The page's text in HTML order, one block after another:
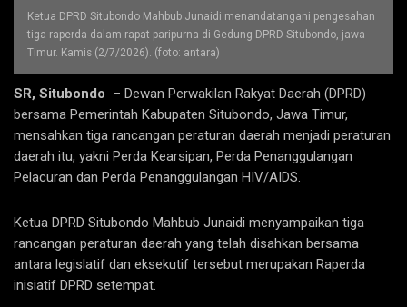
Ketua DPRD Situbondo Mahbub Junaidi menandatangani pengesahan
tiga raperda dalam rapat paripurna di Gedung DPRD Situbondo, jawa
Timur. Kamis (2/7/2026). (foto: antara)
SR, Situbondo – Dewan Perwakilan Rakyat Daerah (DPRD)
bersama Pemerintah Kabupaten Situbondo, Jawa Timur,
mensahkan tiga rancangan peraturan daerah menjadi peraturan
daerah itu, yakni Perda Kearsipan, Perda Penanggulangan
Pelacuran dan Perda Penanggulangan HIV/AIDS.
Ketua DPRD Situbondo Mahbub Junaidi menyampaikan tiga
rancangan peraturan daerah yang telah disahkan bersama
antara legislatif dan eksekutif tersebut merupakan Raperda
inisiatif DPRD setempat.